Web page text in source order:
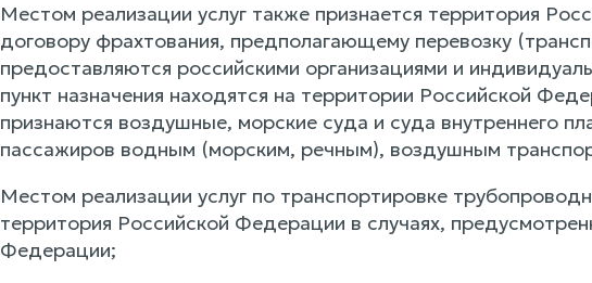
Местом реализации услуг также признается территория
договору фрахтования, предполагающему перевозку
предоставляются российскими организациями и
пункт назначения находятся на территории Российской
признаются воздушные, морские суда и суда внутреннего
пассажиров водным (морским, речным), воздушным
Местом реализации услуг по транспортировке
территория Российской Федерации в случаях,
Федерации;